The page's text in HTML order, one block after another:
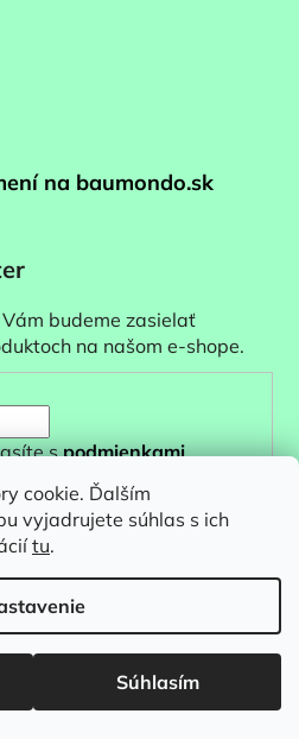
cookie. Ďalším
vyjadrujete súhlas s ich
tu.
Súhlasím
na baumondo.sk
budeme zasielať
na našom e-shope.
spodmienkami
. Všetky práva vyhradené.